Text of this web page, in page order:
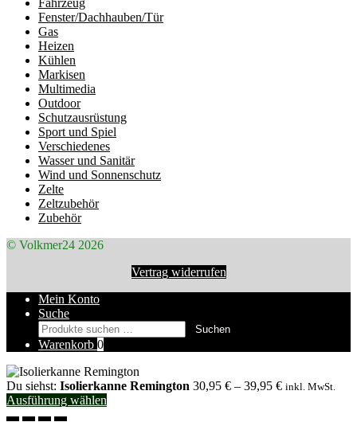
Fenster/Dachhauben/Tür
Gas
Heizen
Kühlen
Markisen
Multimedia
Outdoor
Schutzausrüstung
Sport und Spiel
Verschiedenes
Wasser und Sanitär
Wind und Sonnenschutz
Zelte
Zeltzubehör
Zubehör
© Volkmer24 2026
Vertrag widerrufen
Mein Konto
Suche
Suchen
nach:
Suchen
Warenkorb 0
Du siehst: Isolierkanne Remington 30,95 € – 39,95 € inkl. MwSt.
Ausführung wählen